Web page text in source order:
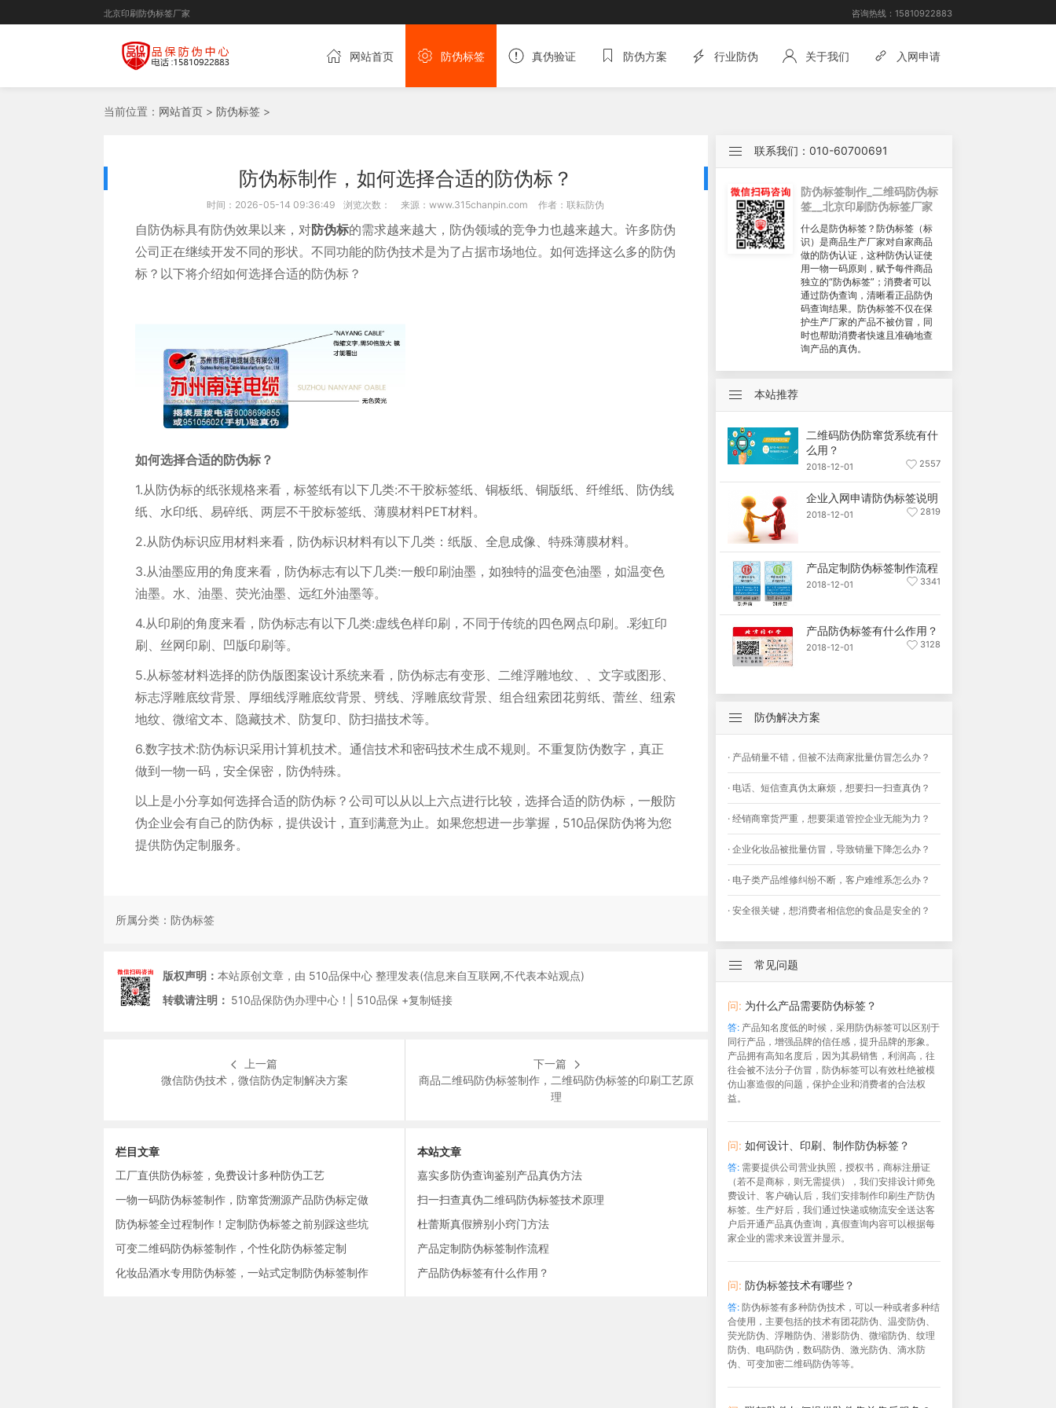
北京印刷防伪标签厂家 咨询热线： 15810922883
网站首页 防伪标签 真伪验证 防伪方案 行业防伪 关于我们 入网申请
当前位置： 网站首页 > 防伪标签 >
防伪标制作，如何选择合适的防伪标？
时间：2026-05-14 09:36:49 浏览次数： 来源：www.315chanpin.com 作者：联耘防伪
自防伪标具有防伪效果以来，对防伪标的需求越来越大，防伪领域的竞争力也越来越大。许多防伪
公司正在继续开发不同的形状。不同功能的防伪技术是为了占据市场地位。如何选择这么多的防伪
标？以下将介绍如何选择合适的防伪标？
如何选择合适的防伪标？
1.从防伪标的纸张规格来看，标签纸有以下几类:不干胶标签纸、铜板纸、铜版纸、纤维纸、防伪线
纸、水印纸、易碎纸、两层不干胶标签纸、薄膜材料PET材料。
2.从防伪标识应用材料来看，防伪标识材料有以下几类：纸版、全息成像、特殊薄膜材料。
3.从油墨应用的角度来看，防伪标志有以下几类:一般印刷油墨，如独特的温变色油墨，如温变色
油墨。水、油墨、荧光油墨、远红外油墨等。
4.从印刷的角度来看，防伪标志有以下几类:虚线色样印刷，不同于传统的四色网点印刷。.彩虹印
刷、丝网印刷、凹版印刷等。
5.从标签材料选择的防伪版图案设计系统来看，防伪标志有变形、二维浮雕地纹、、文字或图形、
标志浮雕底纹背景、厚细线浮雕底纹背景、劈线、浮雕底纹背景、组合纽索团花剪纸、蕾丝、纽索
地纹、微缩文本、隐藏技术、防复印、防扫描技术等。
6.数字技术:防伪标识采用计算机技术。通信技术和密码技术生成不规则。不重复防伪数字，真正
做到一物一码，安全保密，防伪特殊。
以上是小分享如何选择合适的防伪标？公司可以从以上六点进行比较，选择合适的防伪标，一般防
伪企业会有自己的防伪标，提供设计，直到满意为止。如果您想进一步掌握，510品保防伪将为您
提供防伪定制服务。
所属分类： 防伪标签
版权声明： 本站原创文章，由 510品保中心 整理发表(信息来自互联网,不代表本站观点)
转载请注明： 510品保防伪办理中心！| 510品保 +复制链接
上一篇
微信防伪技术，微信防伪定制解决方案
下一篇
商品二维码防伪标签制作，二维码防伪标签的印刷工艺原
理
栏目文章
工厂直供防伪标签，免费设计多种防伪工艺
一物一码防伪标签制作，防窜货溯源产品防伪标定做
防伪标签全过程制作！定制防伪标签之前别踩这些坑
可变二维码防伪标签制作，个性化防伪标签定制
化妆品酒水专用防伪标签，一站式定制防伪标签制作
本站文章
嘉实多防伪查询鉴别产品真伪方法
扫一扫查真伪二维码防伪标签技术原理
杜蕾斯真假辨别小窍门方法
产品定制防伪标签制作流程
产品防伪标签有什么作用？
联系我们：010-60700691
防伪标签制作_二维码防伪标
签__北京印刷防伪标签厂家
什么是防伪标签？防伪标签（标
识）是商品生产厂家对自家商品
做的防伪认证，这种防伪认证使
用一物一码原则，赋予每件商品
独立的“防伪标签”；消费者可以
通过防伪查询，清晰看正品防伪
码查询结果。防伪标签不仅在保
护生产厂家的产品不被仿冒，同
时也帮助消费者快速且准确地查
询产品的真伪。
本站推荐
二维码防伪防窜货系统有什
么用？
2018-12-01 2557
企业入网申请防伪标签说明
2018-12-01 2819
产品定制防伪标签制作流程
2018-12-01 3341
产品防伪标签有什么作用？
2018-12-01 3128
防伪解决方案
· 产品销量不错，但被不法商家批量仿冒怎么办？
· 电话、短信查真伪太麻烦，想要扫一扫查真伪？
· 经销商窜货严重，想要渠道管控企业无能为力？
· 企业化妆品被批量仿冒，导致销量下降怎么办？
· 电子类产品维修纠纷不断，客户难维系怎么办？
· 安全很关键，想消费者相信您的食品是安全的？
常见问题
问: 为什么产品需要防伪标签？
答:产品知名度低的时候，采用防伪标签可以区别于
同行产品，增强品牌的信任感，提升品牌的形象。
产品拥有高知名度后，因为其易销售，利润高，往
往会被不法分子仿冒，防伪标签可以有效杜绝被模
仿山寨造假的问题，保护企业和消费者的合法权
益。
问: 如何设计、印刷、制作防伪标签？
答:需要提供公司营业执照，授权书，商标注册证
（若不是商标，则无需提供），我们安排设计师免
费设计、客户确认后，我们安排制作印刷生产防伪
标签。生产好后，我们通过快递或物流安全送达客
户后开通产品真伪查询，真假查询内容可以根据每
家企业的需求来设置并显示。
问: 防伪标签技术有哪些？
答:防伪标签有多种防伪技术，可以一种或者多种结
合使用，主要包括的技术有团花防伪、温变防伪、
荧光防伪、浮雕防伪、潜影防伪、微缩防伪、纹理
防伪、电码防伪，数码防伪、激光防伪、滴水防
伪、可变加密二维码防伪等等。